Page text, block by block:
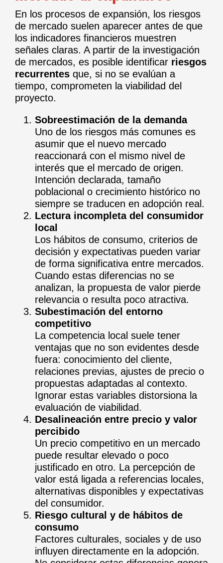
En los procesos de expansión, los riesgos
de mercado suelen aparecer antes de que
los indicadores financieros muestren
señales claras. A partir de la investigación
de mercados, es posible identificar riesgos
recurrentesque, si no se evalúan a
tiempo, comprometen la viabilidad del
proyecto.
Sobreestimación de la demanda
Uno de los riesgos más comunes es
asumir que el nuevo mercado
reaccionará con el mismo nivel de
interés que el mercado de origen.
Intención declarada, tamaño
poblacional o crecimiento histórico no
siempre se traducen en adopción real.
Lectura incompleta del consumidor
local
Los hábitos de consumo, criterios de
decisión y expectativas pueden variar
de forma significativa entre mercados.
Cuando estas diferencias no se
analizan, la propuesta de valor pierde
relevancia o resulta poco atractiva.
Subestimación del entorno
competitivo
La competencia local suele tener
ventajas que no son evidentes desde
fuera: conocimiento del cliente,
relaciones previas, ajustes de precio o
propuestas adaptadas al contexto.
Ignorar estas variables distorsiona la
evaluación de viabilidad.
Desalineación entre precio y valor
percibido
Un precio competitivo en un mercado
puede resultar elevado o poco
justificado en otro. La percepción de
valor está ligada a referencias locales,
alternativas disponibles y expectativas
del consumidor.
Riesgo cultural y de hábitos de
consumo
Factores culturales, sociales y de uso
influyen directamente en la adopción.